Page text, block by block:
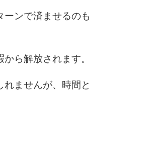
ンで済ませるのも
ら解放されます。
ませんが、時間と